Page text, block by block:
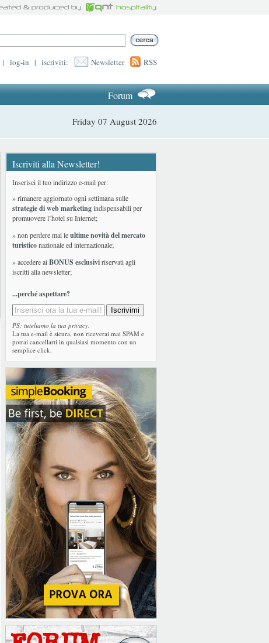
| log-in | iscriviti: Newsletter RSS
Forum
Friday 07 August 2026
Iscriviti alla Newsletter!
Inserisci il tuo indirizzo e-mail per:
» rimanere aggiornato ogni settimana sulle
strategie di web marketingindispensabili per
promuovere l’hotel su Internet;
» non perdere mai leultime novità del mercato
turisticonazionale ed internazionale;
» accedere aiBONUS esclusiviriservati agli
iscritti alla newsletter;
...perché aspettare?
PS: tuteliamo la tua privacy.
La tua e-mail è sicura, non riceverai mai SPAM e
potrai cancellarti in qualsiasi momento con un
semplice click.